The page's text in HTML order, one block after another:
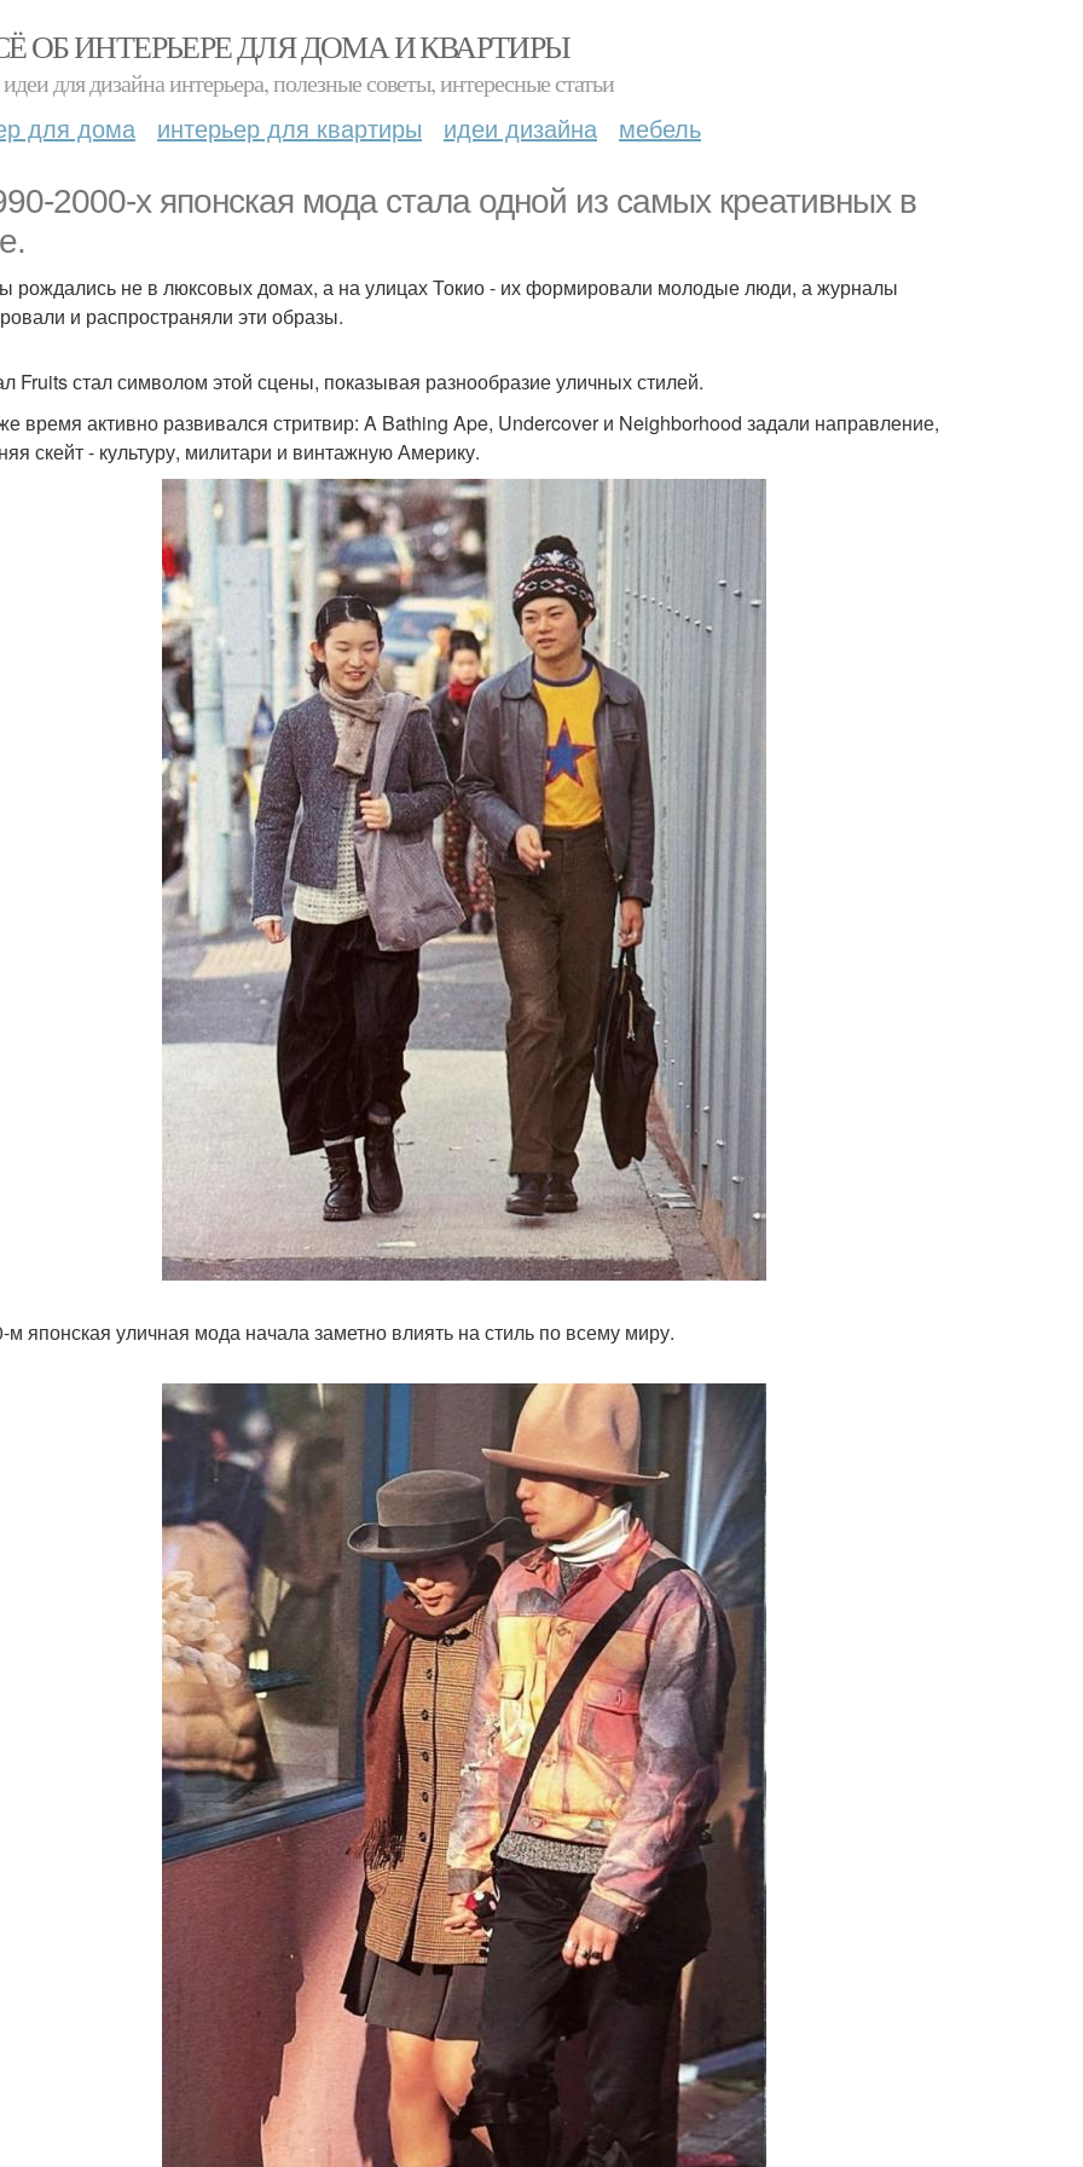
ОБ ИНТЕРЬЕРЕ ДЛЯ ДОМА И КВАРТИРЫ
для дизайна интерьера, полезные советы, интересные статьи
для дома интерьер для квартиры идеи дизайна мебель
2000-х японская мода стала одной из самых креативных в
рождались не в люксовых домах, а на улицах Токио - их формировали молодые люди, а журналы
и распространяли эти образы.
Fruits стал символом этой сцены, показывая разнообразие уличных стилей.
время активно развивался стритвир: A Bathing Ape, Undercover и Neighborhood задали направление,
скейт - культуру, милитари и винтажную Америку.
м японская уличная мода начала заметно влиять на стиль по всему миру.